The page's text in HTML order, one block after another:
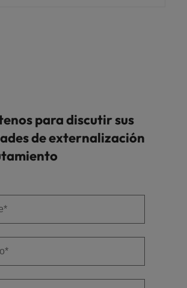
para discutir sus
de externalización